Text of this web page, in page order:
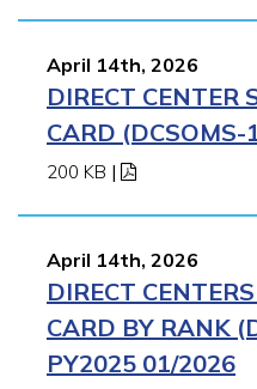
April 14th, 2026
DIRECT CENTER
CARD
200 KB |
April 14th, 2026
DIRECT
CARD BY RANK
PY2025 01/2026